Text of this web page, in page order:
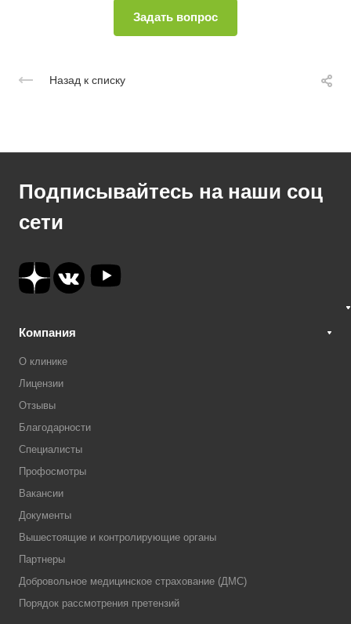
Назад к списку
Подписывайтесь на наши соц
сети
Компания
О клинике
Лицензии
Отзывы
Благодарности
Специалисты
Профосмотры
Вакансии
Документы
Вышестоящие и контролирующие органы
Партнеры
Добровольное медицинское страхование (ДМС)
Порядок рассмотрения претензий